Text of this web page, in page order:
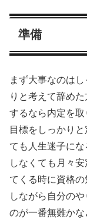
準備
まず大事なのは
りと考えて辞め
するなら内定を
目標をしっかり
ても人生迷子に
しなくても月々
てくる時に資格
しながら自分の
のが一番無難か